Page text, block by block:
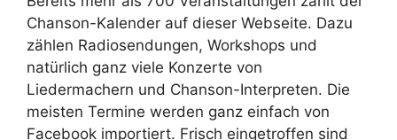
Chanson-Kalender auf dieser Webseite. Dazu
zählen Radiosendungen, Workshops und
natürlich ganz viele Konzerte von
Liedermachern und Chanson-Interpreten. Die
meisten Termine werden ganz einfach von
Facebook importiert. Frisch eingetroffen sind